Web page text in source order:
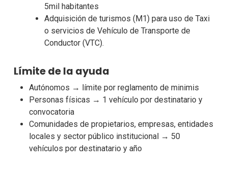
5mil habitantes
Adquisición de turismos (M1) para uso de Taxi
o servicios de Vehículo de Transporte de
Conductor (VTC).
Límite de la ayuda
Autónomos → límite por reglamento de minimis
Personas físicas → 1 vehículo por destinatario y
convocatoria
Comunidades de propietarios, empresas, entidades
locales y sector público institucional → 50
vehículos por destinatario y año